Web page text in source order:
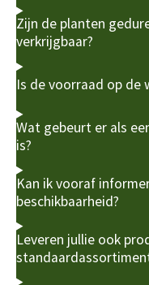
Zijn de planten
verkrijgbaar?
Is de voorraad op de
Wat gebeurt er als
is?
Kan ik vooraf
beschikbaarheid?
Leveren jullie ook